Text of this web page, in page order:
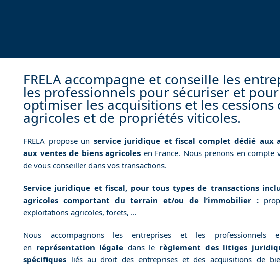
FRELA accompagne et conseille les
les professionnels pour sécuriser et pour
optimiser les acquisitions et les cessions
agricoles et de propriétés viticoles.
FRELA propose un service juridique et fiscal complet dédié aux
aux ventes de biens agricoles en France. Nous prenons en compte
de vous conseiller dans vos transactions.
Service juridique et fiscal, pour tous types de transactions
agricoles comportant du terrain et/ou de l’immobilier :
exploitations agricoles, forets, …
Nous accompagnons les entreprises et les
en représentation légale dans le règlement des litiges
spécifiques liés au droit des entreprises et des acquisitions de